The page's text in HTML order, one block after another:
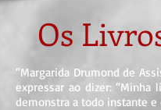
Os
“Margarida Drumond de
expressar ao dizer:
demonstra a todo instante e